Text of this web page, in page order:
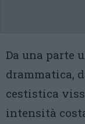
Da una parte
drammatica,
cestistica
intensità